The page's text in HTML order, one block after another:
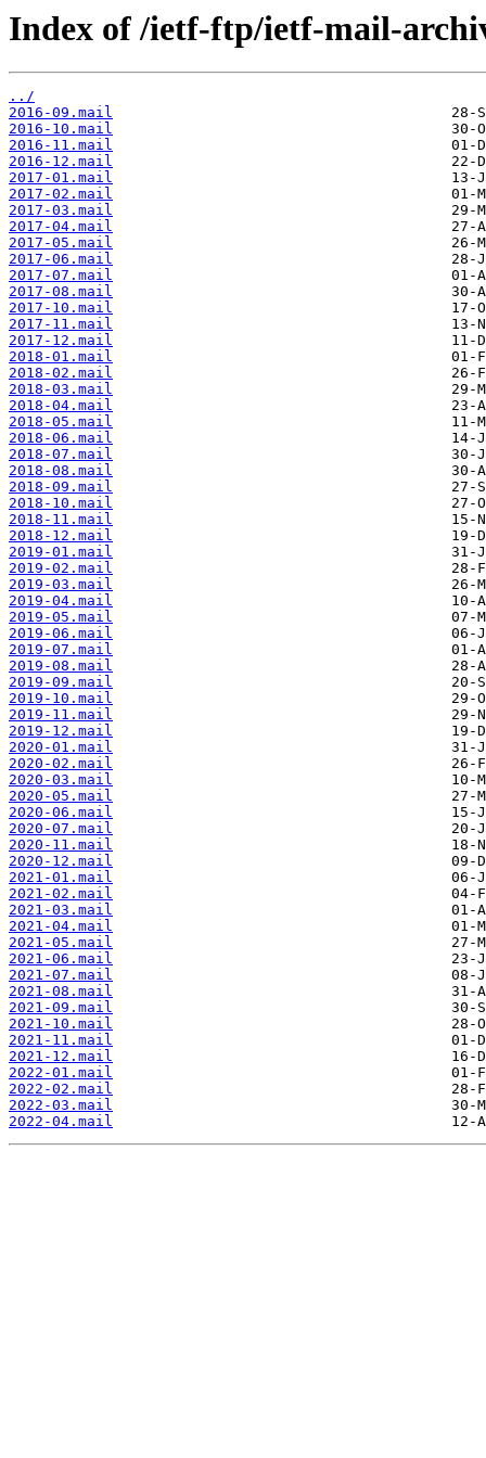
Index of /ietf-ftp/ietf-mail-
../
2016-09.mail
2016-10.mail
2016-11.mail
2016-12.mail
2017-01.mail
2017-02.mail
2017-03.mail
2017-04.mail
2017-05.mail
2017-06.mail
2017-07.mail
2017-08.mail
2017-10.mail
2017-11.mail
2017-12.mail
2018-01.mail
2018-02.mail
2018-03.mail
2018-04.mail
2018-05.mail
2018-06.mail
2018-07.mail
2018-08.mail
2018-09.mail
2018-10.mail
2018-11.mail
2018-12.mail
2019-01.mail
2019-02.mail
2019-03.mail
2019-04.mail
2019-05.mail
2019-06.mail
2019-07.mail
2019-08.mail
2019-09.mail
2019-10.mail
2019-11.mail
2019-12.mail
2020-01.mail
2020-02.mail
2020-03.mail
2020-05.mail
2020-06.mail
2020-07.mail
2020-11.mail
2020-12.mail
2021-01.mail
2021-02.mail
2021-03.mail
2021-04.mail
2021-05.mail
2021-06.mail
2021-07.mail
2021-08.mail
2021-09.mail
2021-10.mail
2021-11.mail
2021-12.mail
2022-01.mail
2022-02.mail
2022-03.mail
2022-04.mail